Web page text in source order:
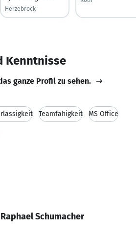
Herzebrock
Kenntnisse
ganze Profil zu sehen.
Teamfähigkeit MS Office
Schumacher